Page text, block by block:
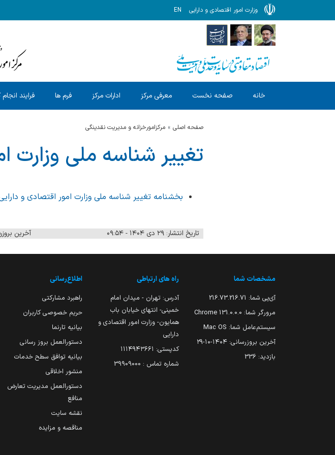
وزارت امور اقتصادی و دارایی EN
خانه صفحه نخست معرفی مرکز ادارات مرکز فرم ها فرایند انجام
صفحه اصلی مرکزامورخزانه و مدیریت نقدینگی
تغییر شناسه ملی وزارت
بخشنامه تغییر شناسه ملی وزارت امور اقتصادی و
تاریخ انتشار: ۲۹ دی ۱۴۰۴ - ۰۹:۵۴ آخرین بروزرسانی: ۲۹
مشخصات شما
آی‌پی شما: 216.73.216.71
مرورگر شما: 131.0.0.0 Chrome
سیستم‌عامل شما: Mac OS
آخرین بروزرسانی: ۱۴۰۴-۱۰-۲۹
بازدید: 336
راه های ارتباطی
آدرس: تهران - میدان امام
خمینی- انتهای خیابان باب
همایون- وزارت امور اقتصادی و
دارایی
کدپستی: ۱۱۱۴۹۴۳۶۶۱
شماره تماس : 39909000
اطلاع‌رسانی
راهبرد مشارکتی
حریم خصوصی کاربران
بیانیه تارنما
دستورالعمل بروز رسانی
بیانیه توافق سطح خدمات
منشور اخلاقی
دستورالعمل مدیریت تعارض
منافع
نقشه سایت
مناقصه و مزایده